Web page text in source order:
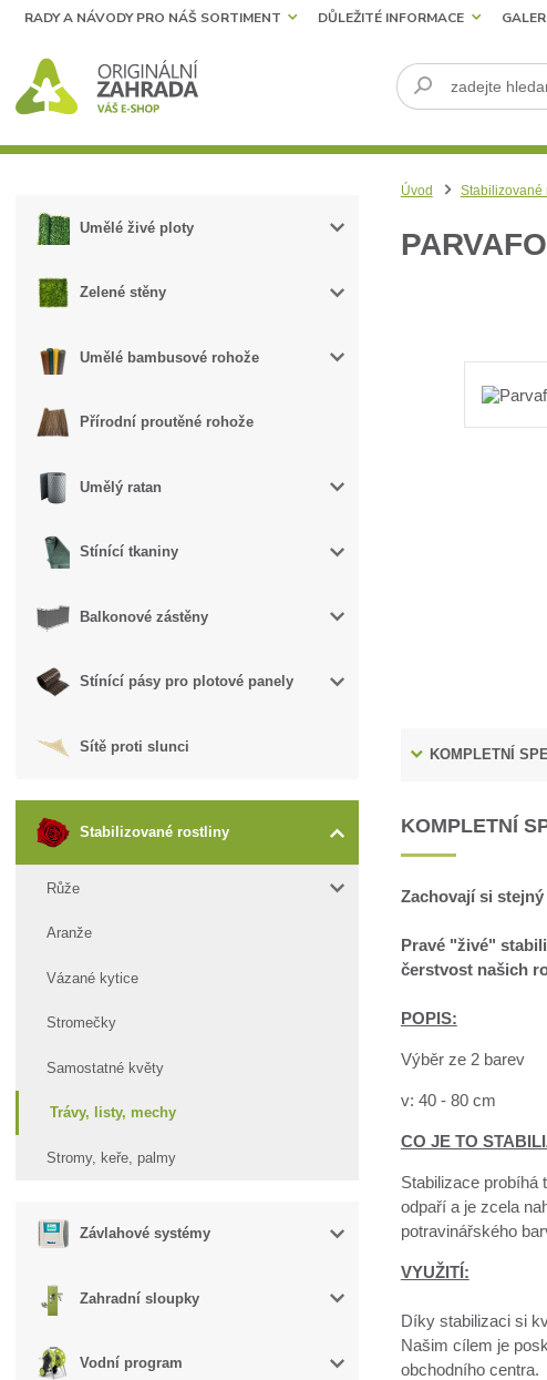
RADY A NÁVODY PRO NÁŠ SORTIMENT DŮLEŽITÉ INFORMACE
Umělé živé ploty
Zelené stěny
Umělé bambusové rohože
Přírodní proutěné rohože
Umělý ratan
Stínící tkaniny
Balkonové zástěny
Stínící pásy pro plotové panely
Sítě proti slunci
Stabilizované rostliny
Růže
Aranže
Vázané kytice
Stromečky
Samostatné květy
Trávy, listy, mechy
Stromy, keře, palmy
Závlahové systémy
Zahradní sloupky
Vodní program
Úvod Stabilizované
KOMPLETNÍ
KOMPLETNÍ
Zachovají si
Pravé "živé"
čerstvost našich
POPIS:
Výběr ze 2 barev
v: 40 - 80 cm
CO JE TO
Stabilizace probíhá
odpaří a je zcela
potravinářského
VYUŽITÍ:
Díky stabilizaci si
Našim cílem je
obchodního centra.